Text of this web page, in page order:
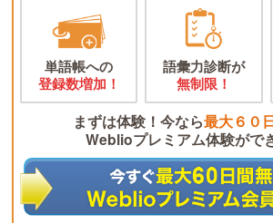
単語帳への
登録数増加！
語彙力診断が
無制限！
まずは体験！今なら最大６０
Weblioプレミアム体験がで